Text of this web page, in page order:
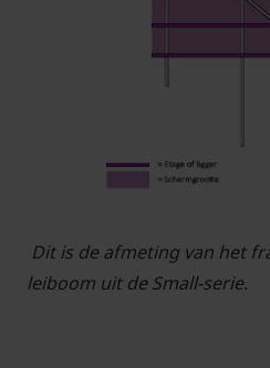
Dit is de afmeting van het
leiboom uit de Small-serie.